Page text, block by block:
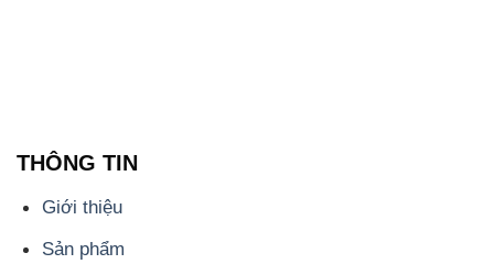
THÔNG TIN
Giới thiệu
Sản phẩm